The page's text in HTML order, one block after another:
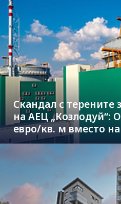
Скандал с терените
на АЕЦ „Козлодуй“:
евро/кв. м вместо